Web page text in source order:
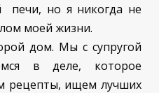
печи, но я никогда не
моей жизни.
дом. Мы с супругой
в деле, которое
рецепты, ищем лучших